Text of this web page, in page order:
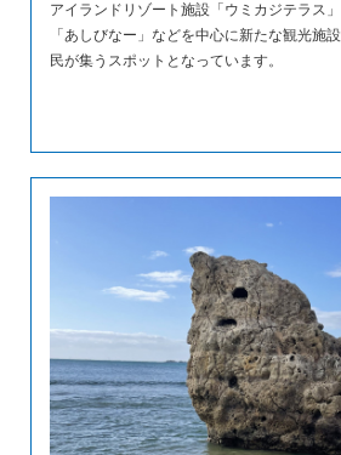
アイランドリゾート施設「ウミカジテラス
「あしびなー」などを中心に新たな観光施
民が集うスポットとなっています。